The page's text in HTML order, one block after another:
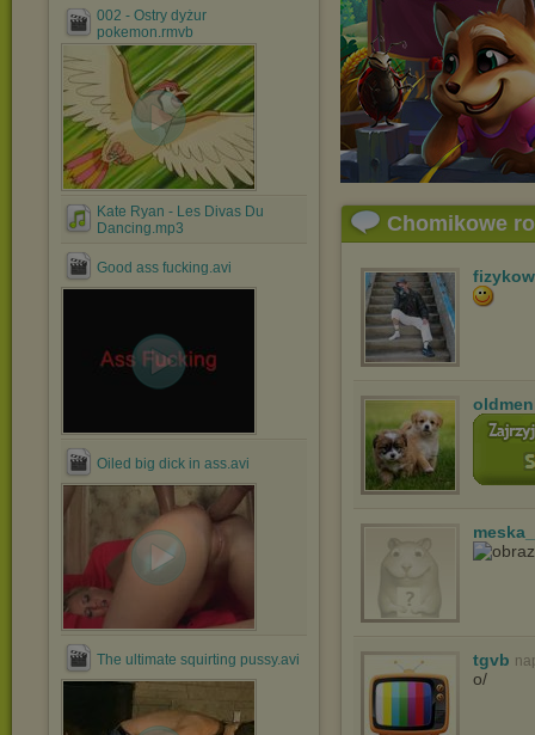
002 - Ostry dyżur
pokemon.rmvb
Kate Ryan - Les Divas Du
Dancing.mp3
Good ass fucking.avi
Oiled big dick in ass.avi
The ultimate squirting pussy.avi
Chomikowe
tgvb
o/